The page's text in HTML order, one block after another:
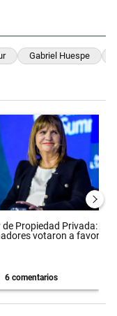
Gabriel Huespe
dio media sanción
de tendencia con el
de Propiedad Privada: qué
votaron a favor...
6 comentarios